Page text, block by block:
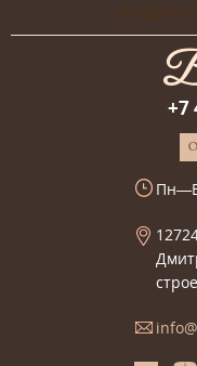
Онлайн-
+7